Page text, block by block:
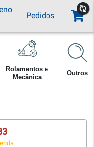
Pedidos
Rolamentos e
Mecânica
Outros